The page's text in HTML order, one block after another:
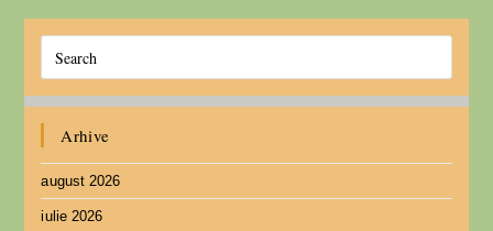
Arhive
august 2026
iulie 2026